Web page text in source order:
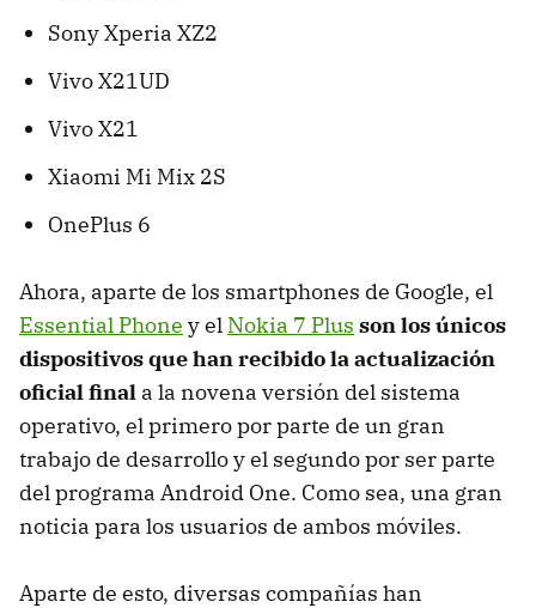
Sony Xperia XZ2
Vivo X21UD
Vivo X21
Xiaomi Mi Mix 2S
OnePlus 6
Ahora, aparte de los smartphones de Google, el
Essential Phone y el Nokia 7 Plus son los únicos
dispositivos que han recibido la actualización
oficial final a la novena versión del sistema
operativo, el primero por parte de un gran
trabajo de desarrollo y el segundo por ser parte
del programa Android One. Como sea, una gran
noticia para los usuarios de ambos móviles.
Aparte de esto, diversas compañías han